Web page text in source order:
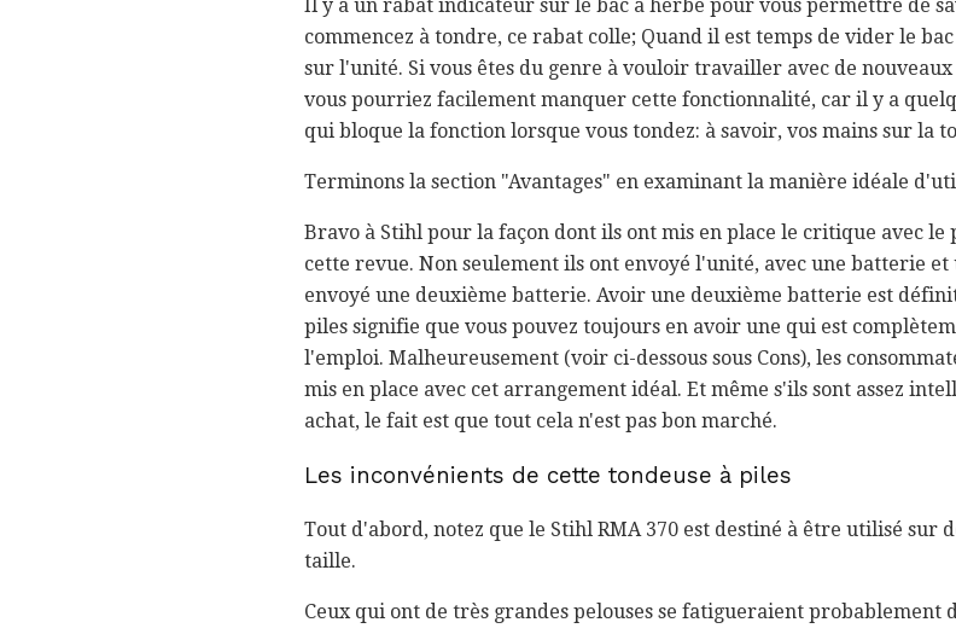
Il y a un rabat indicateur sur le bac à herbe pour vous permettre de
commencez à tondre, ce rabat colle; Quand il est temps de vider le
sur l'unité. Si vous êtes du genre à vouloir travailler avec de
vous pourriez facilement manquer cette fonctionnalité, car il y a
qui bloque la fonction lorsque vous tondez: à savoir, vos mains sur la
Terminons la section "Avantages" en examinant la manière idéale
Bravo à Stihl pour la façon dont ils ont mis en place le critique avec
cette revue. Non seulement ils ont envoyé l'unité, avec une batterie
envoyé une deuxième batterie. Avoir une deuxième batterie est
piles signifie que vous pouvez toujours en avoir une qui est
l'emploi. Malheureusement (voir ci-dessous sous Cons), les
mis en place avec cet arrangement idéal. Et même s'ils sont assez
achat, le fait est que tout cela n'est pas bon marché.
Les inconvénients de cette tondeuse à piles
Tout d'abord, notez que le Stihl RMA 370 est destiné à être utilisé sur
taille.
Ceux qui ont de très grandes pelouses se fatigueraient probablement